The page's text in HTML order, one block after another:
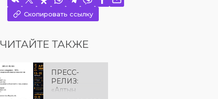
Скопировать ссылку
ЧИТАЙТЕ ТАКЖЕ
ПРЕСС-
РЕЛИЗ:
«Алтын